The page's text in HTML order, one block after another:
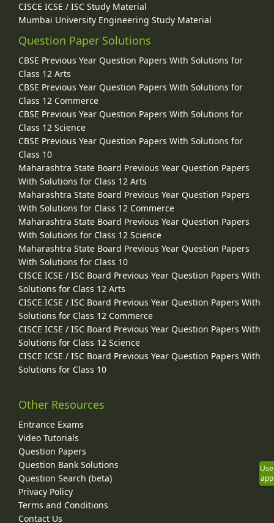
CISCE ICSE / ISC Study Material
Mumbai University Engineering Study Material
Question Paper Solutions
CBSE Previous Year Question Papers With Solutions for
Class 12 Arts
CBSE Previous Year Question Papers With Solutions for
Class 12 Commerce
CBSE Previous Year Question Papers With Solutions for
Class 12 Science
CBSE Previous Year Question Papers With Solutions for
Class 10
Maharashtra State Board Previous Year Question Papers
With Solutions for Class 12 Arts
Maharashtra State Board Previous Year Question Papers
With Solutions for Class 12 Commerce
Maharashtra State Board Previous Year Question Papers
With Solutions for Class 12 Science
Maharashtra State Board Previous Year Question Papers
With Solutions for Class 10
CISCE ICSE / ISC Board Previous Year Question Papers With
Solutions for Class 12 Arts
CISCE ICSE / ISC Board Previous Year Question Papers With
Solutions for Class 12 Commerce
CISCE ICSE / ISC Board Previous Year Question Papers With
Solutions for Class 12 Science
CISCE ICSE / ISC Board Previous Year Question Papers With
Solutions for Class 10
Other Resources
Entrance Exams
Video Tutorials
Question Papers
Question Bank Solutions
Question Search (beta)
Privacy Policy
Terms and Conditions
Contact Us
Use
app